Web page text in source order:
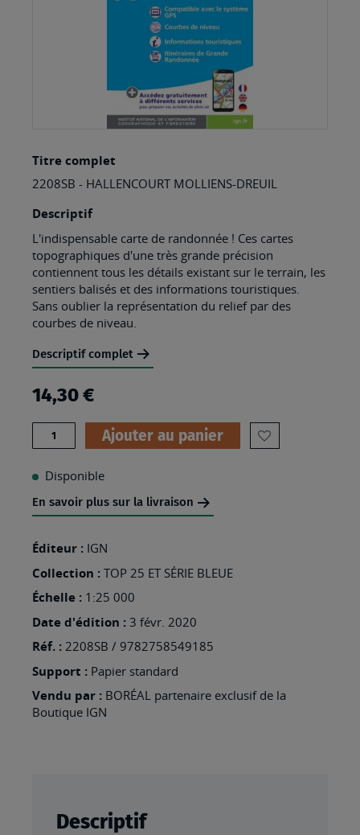
to
the
beginning
of
the
images
gallery
Titre complet
2208SB - HALLENCOURT MOLLIENS-DREUIL
Descriptif
L'indispensable carte de randonnée ! Ces cartes
topographiques d'une très grande précision
contiennent tous les détails existant sur le terrain, les
sentiers balisés et des informations touristiques.
Sans oublier la représentation du relief par des
courbes de niveau.
Descriptif complet
14,30 €
Quantité Ajouter au panier
AJOUTER
Disponible
En savoir plus sur la livraison
Éditeur : IGN
Collection : TOP 25 ET SÉRIE BLEUE
Échelle : 1:25 000
Date d'édition : 3 févr. 2020
Réf. : 2208SB / 9782758549185
Support : Papier standard
Vendu par : BORÉAL partenaire exclusif de la
Boutique IGN
Descriptif